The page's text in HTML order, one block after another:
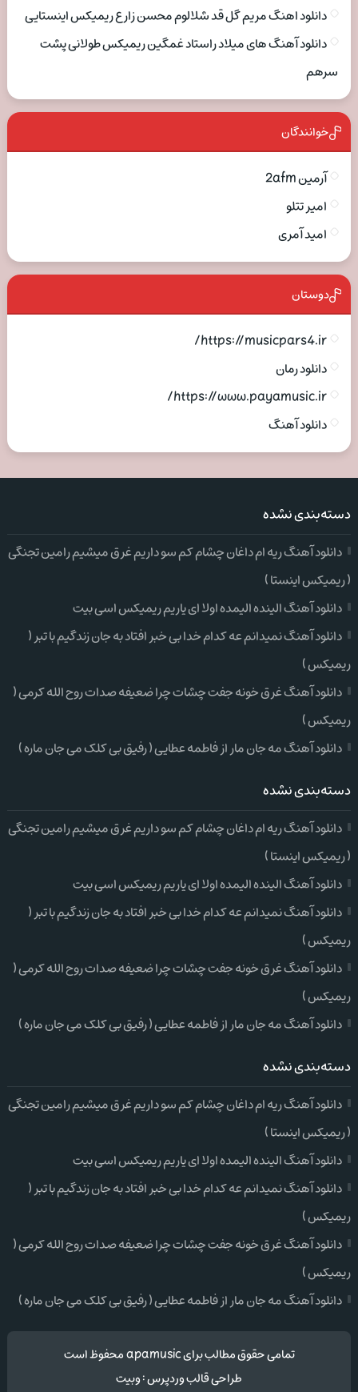
دانلود اهنگ مریم گل قد شلالوم محسن زارع ریمیکس اینستایی
دانلود آهنگ های میلاد راستاد غمگین ریمیکس طولانی پشت
سرهم
خوانندگان
آرمین 2afm
امیر تتلو
امید آمری
دوستان
https://musicpars4.ir/
دانلود رمان
https://www.payamusic.ir/
دانلود آهنگ
دسته‌بندی نشده
دانلود آهنگ ریه ام داغان چشام کم سو داریم غرق میشیم رامین تجنگی
( ریمیکس اینستا )
دانلود آهنگ الینده الیمده اولا ای یاریم ریمیکس اسی بیت
دانلود آهنگ نمیدانم عه کدام خدا بی خبر افتاد به جان زندگیم با تبر (
ریمیکس )
دانلود آهنگ غرق خونه جفت چشات چرا ضعیفه صدات روح الله کرمی (
ریمیکس )
دانلود آهنگ مه جان مار از فاطمه عطایی ( رفیق بی کلک می جان ماره )
دسته‌بندی نشده
دانلود آهنگ ریه ام داغان چشام کم سو داریم غرق میشیم رامین تجنگی
( ریمیکس اینستا )
دانلود آهنگ الینده الیمده اولا ای یاریم ریمیکس اسی بیت
دانلود آهنگ نمیدانم عه کدام خدا بی خبر افتاد به جان زندگیم با تبر (
ریمیکس )
دانلود آهنگ غرق خونه جفت چشات چرا ضعیفه صدات روح الله کرمی (
ریمیکس )
دانلود آهنگ مه جان مار از فاطمه عطایی ( رفیق بی کلک می جان ماره )
دسته‌بندی نشده
دانلود آهنگ ریه ام داغان چشام کم سو داریم غرق میشیم رامین تجنگی
( ریمیکس اینستا )
دانلود آهنگ الینده الیمده اولا ای یاریم ریمیکس اسی بیت
دانلود آهنگ نمیدانم عه کدام خدا بی خبر افتاد به جان زندگیم با تبر (
ریمیکس )
دانلود آهنگ غرق خونه جفت چشات چرا ضعیفه صدات روح الله کرمی (
ریمیکس )
دانلود آهنگ مه جان مار از فاطمه عطایی ( رفیق بی کلک می جان ماره )
تمامی حقوق مطالب برای apamusic محفوظ است
طراحی قالب وردپرس:وبیت